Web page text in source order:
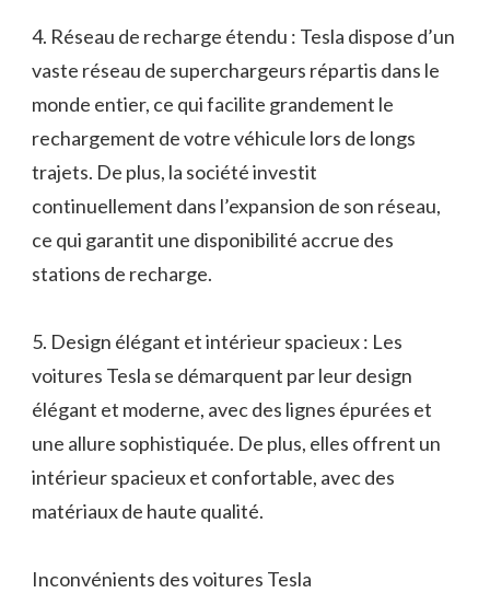
4. Réseau de recharge étendu : Tesla dispose d’un
vaste réseau de superchargeurs répartis dans le
monde entier, ce qui facilite grandement le
rechargement de votre véhicule lors de longs
trajets. De plus, la société investit
continuellement dans l’expansion de son réseau,
ce qui garantit une disponibilité accrue des
stations de recharge.
5. Design élégant et intérieur spacieux : Les
voitures Tesla se démarquent par leur design
élégant et moderne, avec des lignes épurées et
une allure sophistiquée. De plus, elles offrent un
intérieur spacieux et confortable, avec des
matériaux de haute qualité.
Inconvénients des voitures Tesla